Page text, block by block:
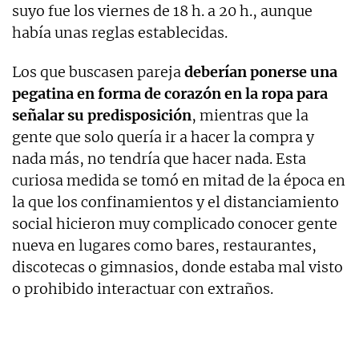
suyo fue los viernes de 18 h. a 20 h., aunque
había unas reglas establecidas.
Los que buscasen parejadeberían ponerse una
pegatina en forma de corazón en la ropa para
señalar su predisposición, mientras que la
gente que solo quería ir a hacer la compra y
nada más, no tendría que hacer nada. Esta
curiosa medida se tomó en mitad de la época en
la que los confinamientos y el distanciamiento
social hicieron muy complicado conocer gente
nueva en lugares como bares, restaurantes,
discotecas o gimnasios, donde estaba mal visto
o prohibido interactuar con extraños.